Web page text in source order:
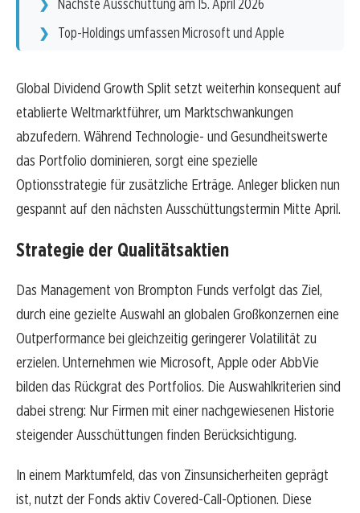
Nächste Ausschüttung am 15. April 2026
Top-Holdings umfassen Microsoft und Apple
Global Dividend Growth Split setzt weiterhin konsequent auf
etablierte Weltmarktführer, um Marktschwankungen
abzufedern. Während Technologie- und Gesundheitswerte
das Portfolio dominieren, sorgt eine spezielle
Optionsstrategie für zusätzliche Erträge. Anleger blicken nun
gespannt auf den nächsten Ausschüttungstermin Mitte April.
Strategie der Qualitätsaktien
Das Management von Brompton Funds verfolgt das Ziel,
durch eine gezielte Auswahl an globalen Großkonzernen eine
Outperformance bei gleichzeitig geringerer Volatilität zu
erzielen. Unternehmen wie Microsoft, Apple oder AbbVie
bilden das Rückgrat des Portfolios. Die Auswahlkriterien sind
dabei streng: Nur Firmen mit einer nachgewiesenen Historie
steigender Ausschüttungen finden Berücksichtigung.
In einem Marktumfeld, das von Zinsunsicherheiten geprägt
ist, nutzt der Fonds aktiv Covered-Call-Optionen. Diese